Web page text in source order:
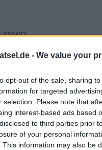
- We value your
opt-out of the sale, sharing
for targeted
selection. Please note that
interest-based ads based
to third parties prior
of your personal
This information may also be
essen:
: